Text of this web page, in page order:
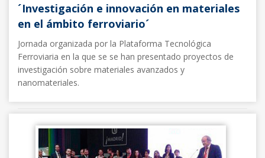
´Investigación e innovación en materiales
en el ámbito ferroviario´
Jornada organizada por la Plataforma Tecnológica
Ferroviaria en la que se se han presentado proyectos de
investigación sobre materiales avanzados y
nanomateriales.